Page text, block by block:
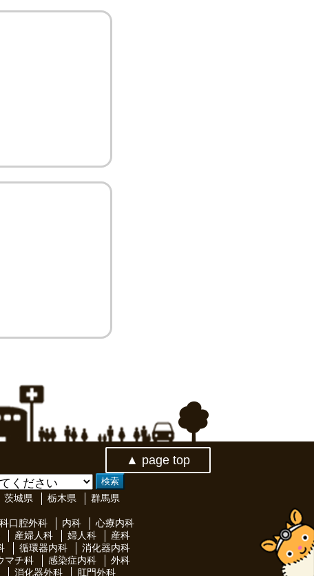
▲ page top
茨城県 栃木県
群馬県
口腔外科 内科
心療内科
産婦人科 婦人科
産科
循環器内科
消化器内科
マチ科 感染症内科
外科
消化器外科 肛門外科